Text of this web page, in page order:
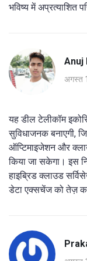
भविष्य में अप्रत्याशित
Anuj
अगस्त
यह डील टेलीकॉम
सुविधाजनक बनाएगी,
ऑप्टिमाइजेशन और
किया जा सकेगा। इस
हाइब्रिड क्लाउड
डेटा एक्सचेंज को तेज़